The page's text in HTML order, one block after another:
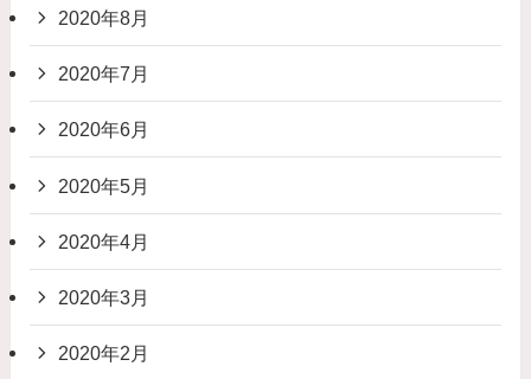
2020年8月
2020年7月
2020年6月
2020年5月
2020年4月
2020年3月
2020年2月